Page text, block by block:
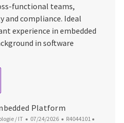
functional teams,
and compliance. Ideal
experience in embedded
in software
Software Engineer – Sensor
Platform
/ IT Datum der Veröffentlichung
07/24/2026 Job-ID
R4044101